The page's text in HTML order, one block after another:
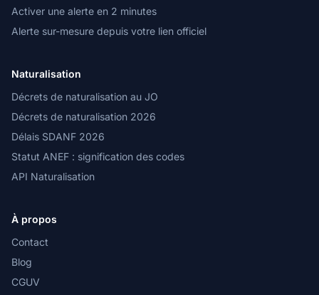
Activer une alerte en 2 minutes
Alerte sur-mesure depuis votre lien officiel
Naturalisation
Décrets de naturalisation au JO
Décrets de naturalisation 2026
Délais SDANF 2026
Statut ANEF : signification des codes
API Naturalisation
À propos
Contact
Blog
CGUV